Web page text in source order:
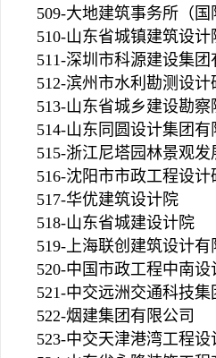
509-大地建筑事务所（国
510-山东省城镇建筑设计
511-深圳市科源建设集团
512-滨州市水利勘测设计
513-山东省城乡建设勘察
514-山东同圆设计集团有
515-浙江尼塔园林景观发
516-沈阳市市政工程设计
517-华优建筑设计院
518-山东省城建设计院
519-上海联创建筑设计有
520-中国市政工程中南
521-中交远洲交通科技集
522-烟建集团有限公司
523-中交天津港湾工程设